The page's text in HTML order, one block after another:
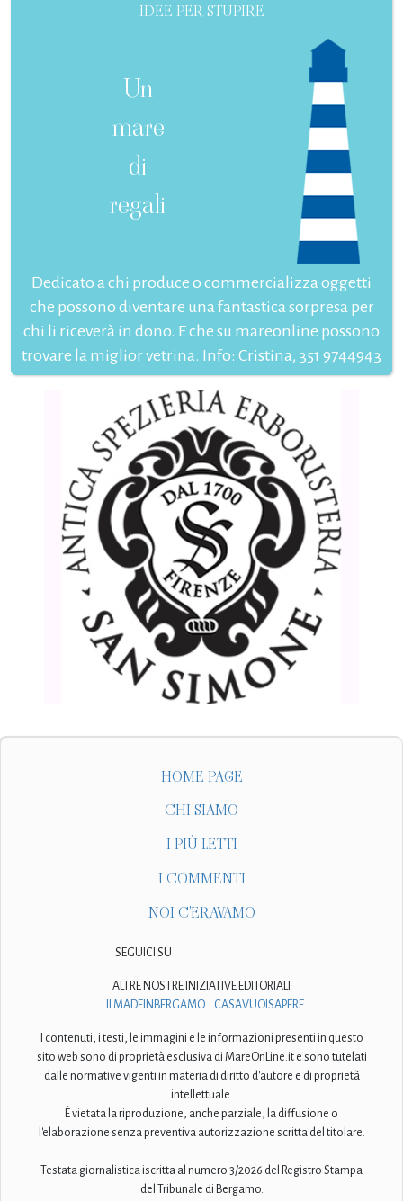
IDEE PER STUPIRE
Un
mare
di
regali
Dedicato a chi produce o commercializza oggetti
che possono diventare una fantastica sorpresa per
chi li riceverà in dono. E che su mareonline possono
trovare la miglior vetrina. Info: Cristina, 351 9744943
HOME PAGE
CHI SIAMO
I PIÙ LETTI
I COMMENTI
NOI C'ERAVAMO
SEGUICI SU
ALTRE NOSTRE INIZIATIVE EDITORIALI
ILMADEINBERGAMO
CASAVUOISAPERE
I contenuti, i testi, le immagini e le informazioni presenti in questo
sito web sono di proprietà esclusiva di MareOnLine.it e sono tutelati
dalle normative vigenti in materia di diritto d'autore e di proprietà
intellettuale.
È vietata la riproduzione, anche parziale, la diffusione o
l'elaborazione senza preventiva autorizzazione scritta del titolare.
Testata giornalistica iscritta al numero 3/2026 del Registro Stampa
del Tribunale di Bergamo.